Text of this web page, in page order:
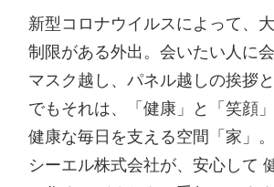
新型コロナウイルスによって、
制限がある外出。会いたい人に会
マスク越し、パネル越しの挨拶と
でもそれは、
「健康」 と 「笑顔」
健康な毎日を支える空間「家」。
シーエル株式会社が、安心して